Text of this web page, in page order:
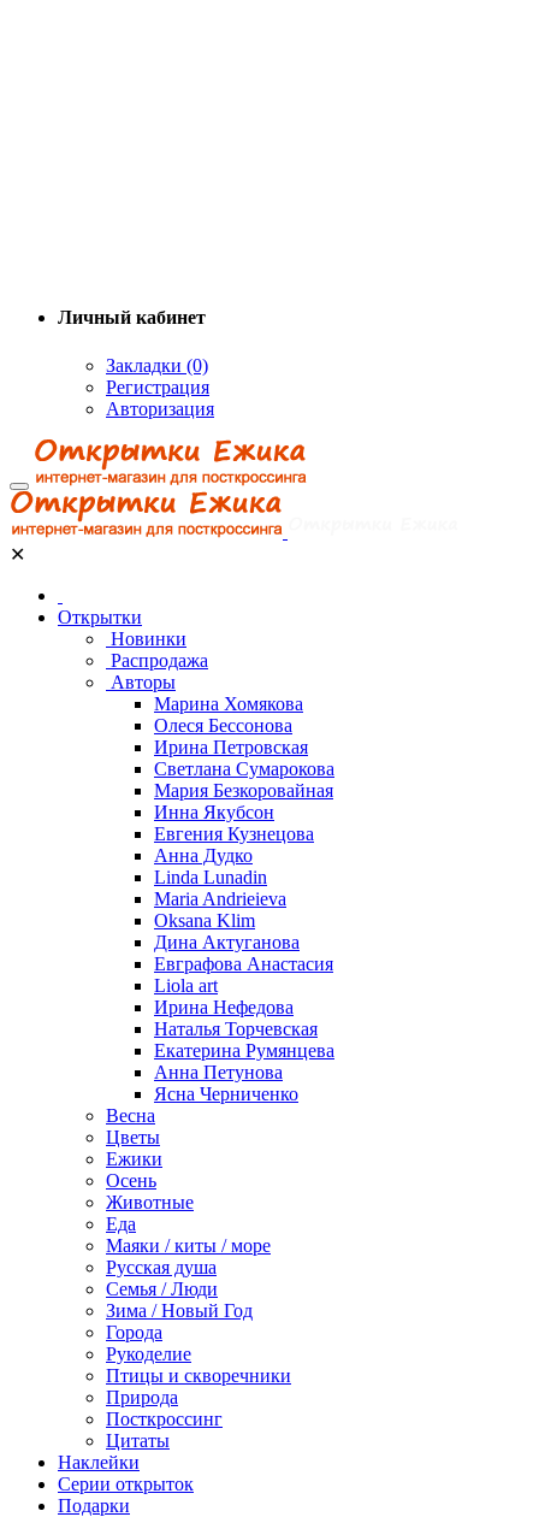
Личный кабинет
Закладки (0)
Регистрация
Авторизация
✕
Открытки
Новинки
Распродажа
Авторы
Марина Хомякова
Олеся Бессонова
Ирина Петровская
Светлана Сумарокова
Мария Безкоровайная
Инна Якубсон
Евгения Кузнецова
Анна Дудко
Linda Lunadin
Maria Andrieieva
Oksana Klim
Дина Актуганова
Евграфова Анастасия
Liola art
Ирина Нефедова
Наталья Торчевская
Екатерина Румянцева
Анна Петунова
Ясна Черниченко
Весна
Цветы
Ежики
Осень
Животные
Еда
Маяки / киты / море
Русская душа
Семья / Люди
Зима / Новый Год
Города
Рукоделие
Птицы и скворечники
Природа
Посткроссинг
Цитаты
Наклейки
Серии открыток
Подарки